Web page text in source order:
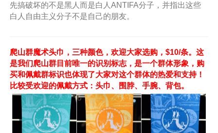
先搞破坏的不是黑人而是白人ANTIFA分子，并指出这些
白人自由主义分子不是自己的朋友。
爬山群魔术头巾，三种颜色，欢迎大家选购，$10/条。这
是我们爬山群目前唯一的识别标志，是一个群体形象，购
买和佩戴群标识也体现了大家对这个群体的热爱和支持！
比较受欢迎的佩戴方式：头巾、围脖、手腕、背包。